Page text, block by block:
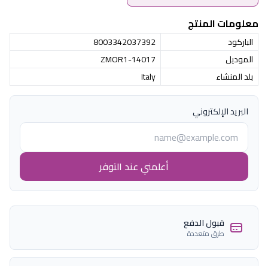
معلومات المنتج
الباركود
8003342037392
الموديل
14017-ZMOR1
بلد المنشاء
Italy
البريد الإلكتروني
أعلمني عند التوفر
قبول الدفع
طرق متعددة